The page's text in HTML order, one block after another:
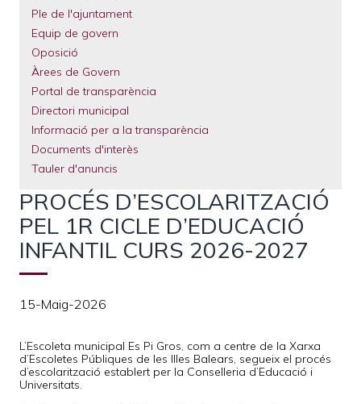
Ple de l'ajuntament
Equip de govern
Oposició
Àrees de Govern
Portal de transparència
Directori municipal
Informació per a la transparència
Documents d'interès
Tauler d'anuncis
PROCÉS D’ESCOLARITZACIÓ
PEL 1R CICLE D’EDUCACIÓ
INFANTIL CURS 2026-2027
15-Maig-2026
L’Escoleta municipal Es Pi Gros, com a centre de la Xarxa
d’Escoletes Públiques de les Illes Balears, segueix el procés
d’escolarització establert per la Conselleria d’Educació i
Universitats.